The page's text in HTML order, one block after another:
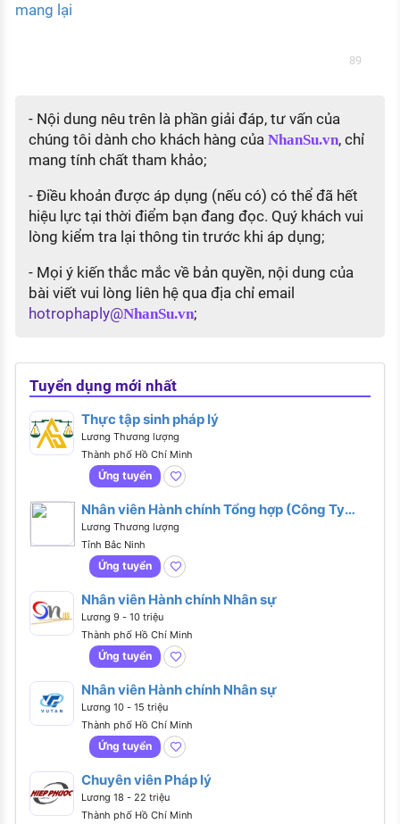
mang lại
89
- Nội dung nêu trên là phần giải đáp, tư vấn của
chúng tôi dành cho khách hàng của NhanSu.vn, chỉ
mang tính chất tham khảo;
- Điều khoản được áp dụng (nếu có) có thể đã hết
hiệu lực tại thời điểm bạn đang đọc. Quý khách vui
lòng kiểm tra lại thông tin trước khi áp dụng;
- Mọi ý kiến thắc mắc về bản quyền, nội dung của
bài viết vui lòng liên hệ qua địa chỉ email
hotrophaply@NhanSu.vn;
Tuyển dụng mới nhất
Thực tập sinh pháp lý
Lương Thương lượng
Thành phố Hồ Chí Minh
Ứng tuyển
Nhân viên Hành chính Tổng hợp (Công Ty
Nhật Bản)
Lương Thương lượng
Tỉnh Bắc Ninh
Ứng tuyển
Nhân viên Hành chính Nhân sự
Lương 9 - 10 triệu
Thành phố Hồ Chí Minh
Ứng tuyển
Nhân viên Hành chính Nhân sự
Lương 10 - 15 triệu
Thành phố Hồ Chí Minh
Ứng tuyển
Chuyên viên Pháp lý
Lương 18 - 22 triệu
Thành phố Hồ Chí Minh